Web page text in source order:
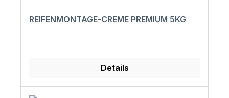
REIFENMONTAGE-CREME PREMIUM 5KG
Details